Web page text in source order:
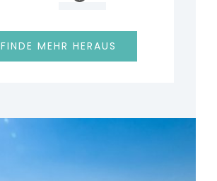
FINDE MEHR HERAUS